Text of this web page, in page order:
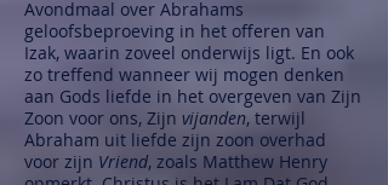
Avondmaal over Abrahams
geloofsbeproeving in het offeren van
Izak, waarin zoveel onderwijs ligt. En ook
zo treffend wanneer wij mogen denken
aan Gods liefde in het overgeven van Zijn
Zoon voor ons, Zijn vijanden, terwijl
Abraham uit liefde zijn zoon overhad
voor zijn Vriend, zoals Matthew Henry